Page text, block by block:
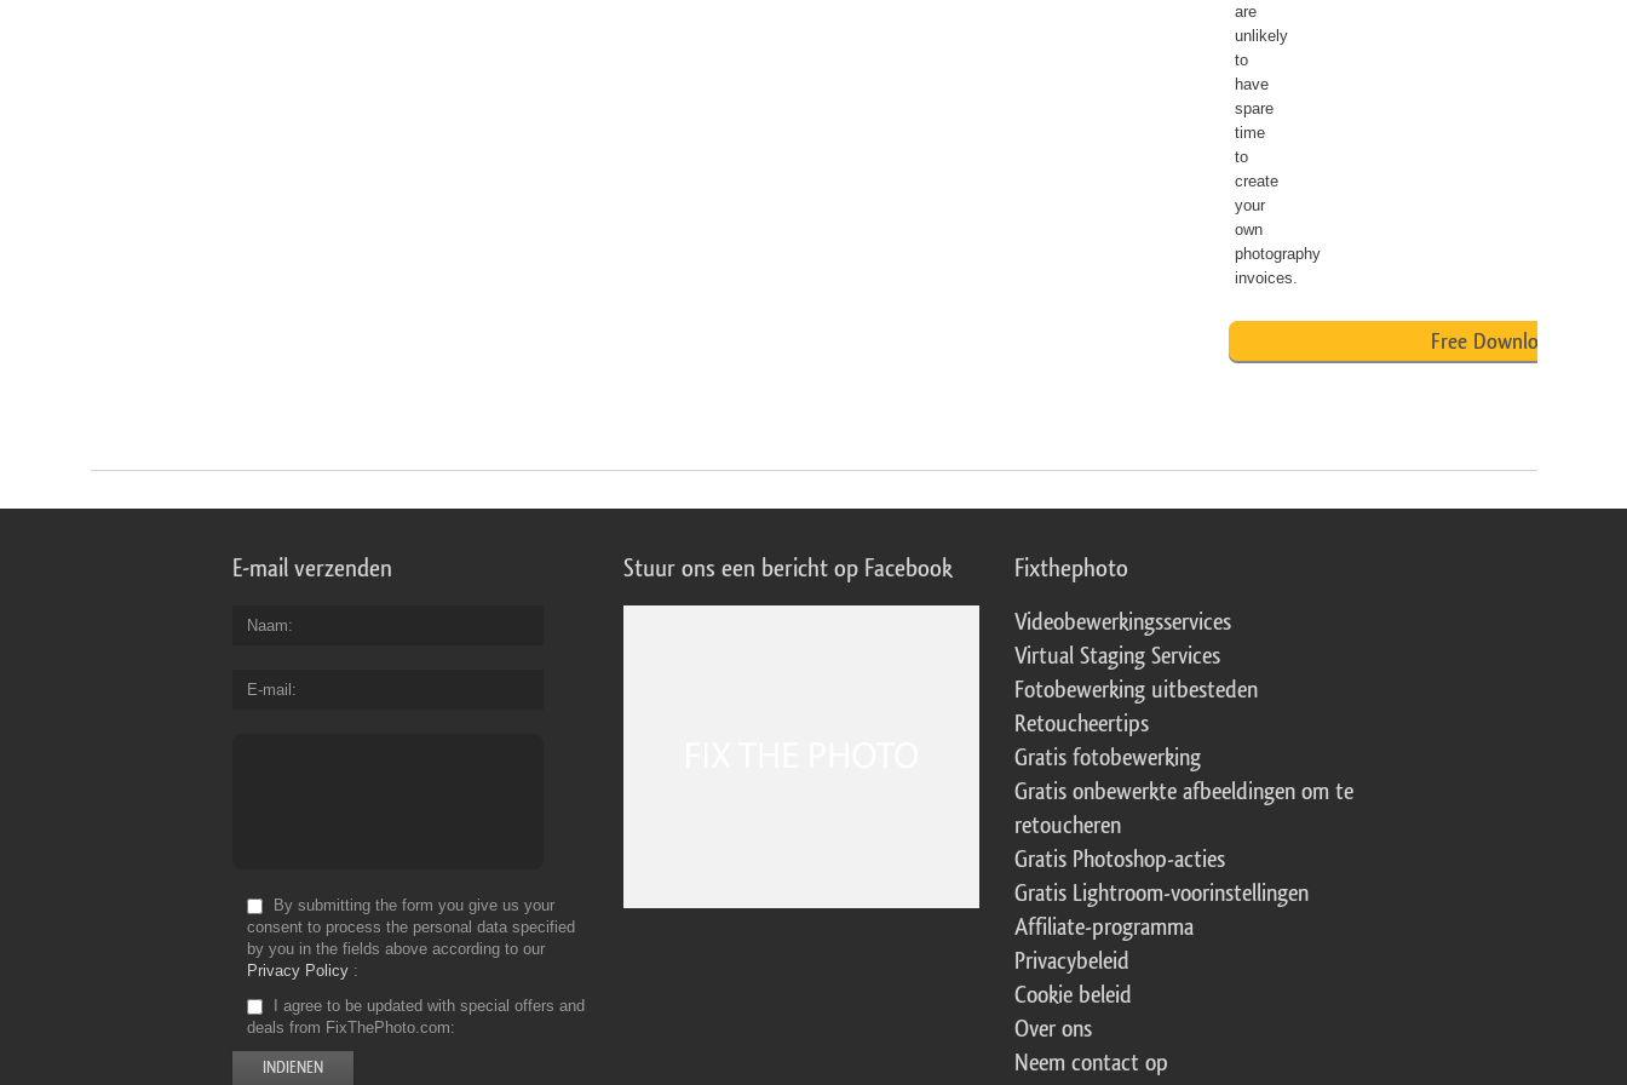
are
unlikely
to
have
spare
time
to
create
your
own
photography
invoices.
Free Downlod
E-mail verzenden
Naam
E-mail
By submitting the form you give us your
consent to process the personal data specified
by you in the fields above according to our
Privacy Policy
I agree to be updated with special offers and
deals from FixThePhoto.com
Stuur ons een bericht op Facebook Fixthephoto
Videobewerkingsservices
Virtual Staging Services
Fotobewerking uitbesteden
Retoucheertips
Gratis fotobewerking
Gratis onbewerkte afbeeldingen om te
retoucheren
Gratis Photoshop-acties
Gratis Lightroom-voorinstellingen
Affiliate-programma
Privacybeleid
Cookie beleid
Over ons
Neem contact op